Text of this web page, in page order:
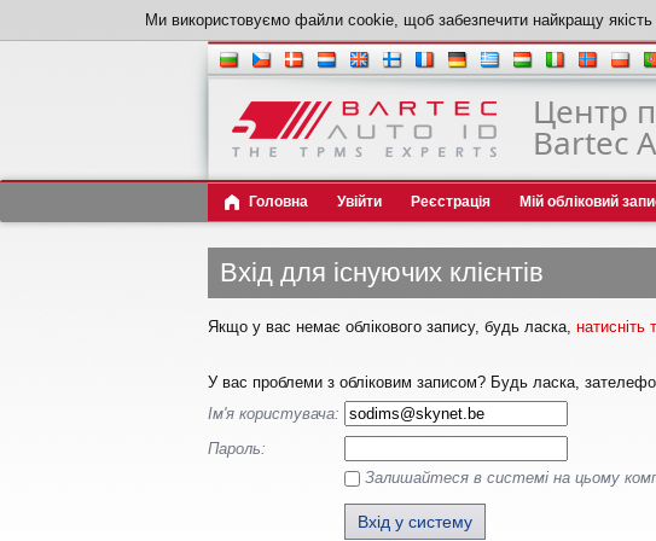
Ми використовуємо файли cookie, щоб забезпечити найкращу
Центр
Bartec
Головна Увійти Реєстрація Мій обліковий
Вхід для існуючих клієнтів
Якщо у вас немає облікового запису, будь ласка, натисніть
У вас проблеми з обліковим записом? Будь ласка,
Ім'я користувача:
Пароль:
Залишайтеся в системі на цьому